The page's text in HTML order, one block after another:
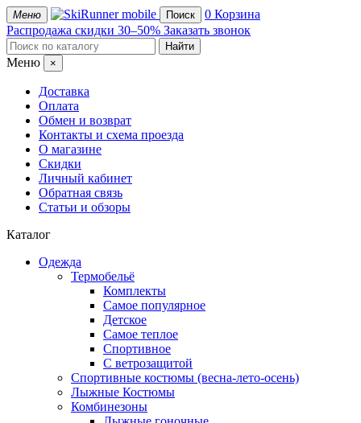
Меню mobile Поиск 0 Корзина
Распродажа скидки 30–50% Заказать звонок
Меню ×
Доставка
Оплата
Обмен и возврат
Контакты и схема проезда
О магазине
Скидки
Личный кабинет
Обратная связь
Статьи и обзоры
Каталог
Одежда
Термобельё
Комплекты
Самое популярное
Детское
Самое теплое
Спортивное
С ветрозащитой
Спортивные костюмы (весна-лето-осень)
Лыжные Костюмы
Комбинезоны